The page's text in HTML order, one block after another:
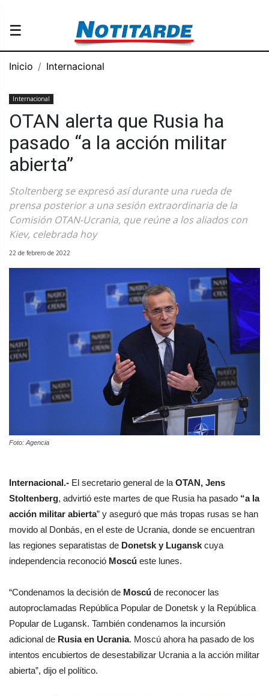
☰
Inicio Internacional
Internacional
OTAN alerta que Rusia ha
pasado “a la acción militar
abierta”
Stoltenberg se expresó así durante una rueda de
prensa posterior a una sesión extraordinaria de la
Comisión OTAN-Ucrania, que reúne a los aliados con
Kiev, celebrada hoy
22 de febrero de 2022
Foto: Agencia
Internacional.- El secretario general de la OTAN, Jens
Stoltenberg, advirtió este martes de que Rusia ha pasado “a la
acción militar abierta” y aseguró que más tropas rusas se han
movido al Donbás, en el este de Ucrania, donde se encuentran
las regiones separatistas de Donetsk y Lugansk cuya
independencia reconoció Moscú este lunes.
“Condenamos la decisión de Moscú de reconocer las
autoproclamadas República Popular de Donetsk y la República
Popular de Lugansk. También condenamos la incursión
adicional de Rusia en Ucrania. Moscú ahora ha pasado de los
intentos encubiertos de desestabilizar Ucrania a la acción militar
abierta”, dijo el político.